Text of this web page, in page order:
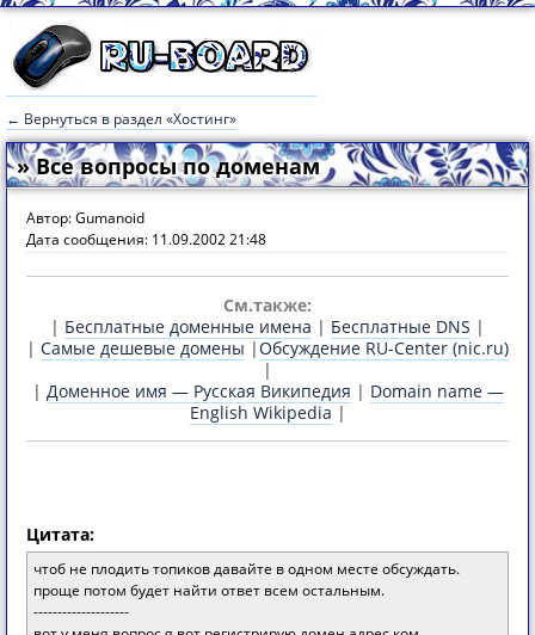
← Вернуться в раздел «Хостинг»
» Все вопросы по доменам
Автор: Gumanoid
Дата сообщения: 11.09.2002 21:48
См.также:
| Бесплатные доменные имена | Бесплатные DNS |
| Cамые дешевые домены |Обсуждение RU-Center (nic.ru)
|
| Доменное имя — Русская Википедия | Domain name —
English Wikipedia |
Цитата:
чтоб не плодить топиков давайте в одном месте обсуждать.
проще потом будет найти ответ всем остальным.
--------------------